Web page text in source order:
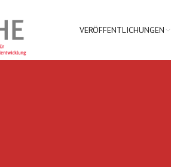
VERÖFFENTLICHUNGEN